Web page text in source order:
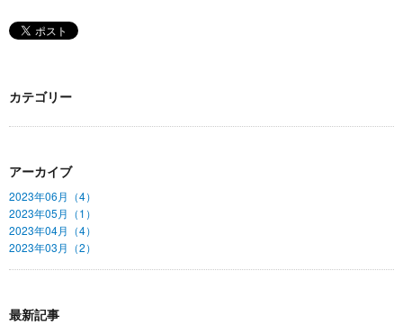
カテゴリー
アーカイブ
2023年06月（4）
2023年05月（1）
2023年04月（4）
2023年03月（2）
最新記事